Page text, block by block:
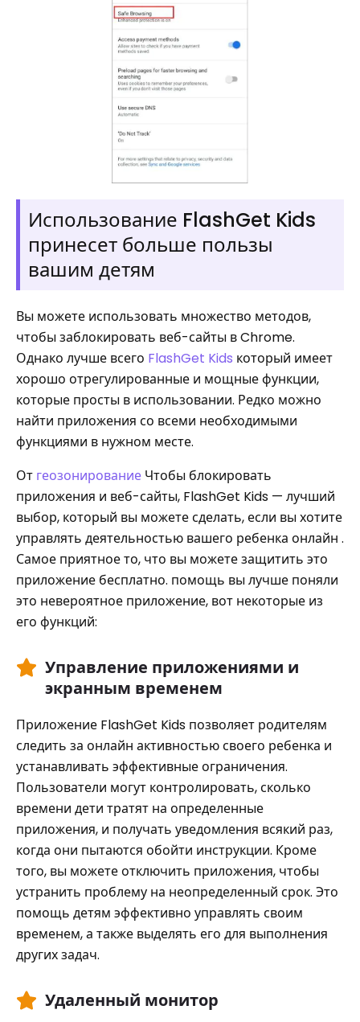
Использование FlashGet Kids
принесет больше пользы
вашим детям
Вы можете использовать множество методов,
чтобы заблокировать веб-сайты в Chrome.
Однако лучше всего FlashGet Kids который имеет
хорошо отрегулированные и мощные функции,
которые просты в использовании. Редко можно
найти приложения со всеми необходимыми
функциями в нужном месте.
От геозонирование Чтобы блокировать
приложения и веб-сайты, FlashGet Kids — лучший
выбор, который вы можете сделать, если вы хотите
управлять деятельностью вашего ребенка онлайн .
Самое приятное то, что вы можете защитить это
приложение бесплатно. помощь вы лучше поняли
это невероятное приложение, вот некоторые из
его функций:
Управление приложениями и
экранным временем
Приложение FlashGet Kids позволяет родителям
следить за онлайн активностью своего ребенка и
устанавливать эффективные ограничения.
Пользователи могут контролировать, сколько
времени дети тратят на определенные
приложения, и получать уведомления всякий раз,
когда они пытаются обойти инструкции. Кроме
того, вы можете отключить приложения, чтобы
устранить проблему на неопределенный срок. Это
помощь детям эффективно управлять своим
временем, а также выделять его для выполнения
других задач.
Удаленный монитор